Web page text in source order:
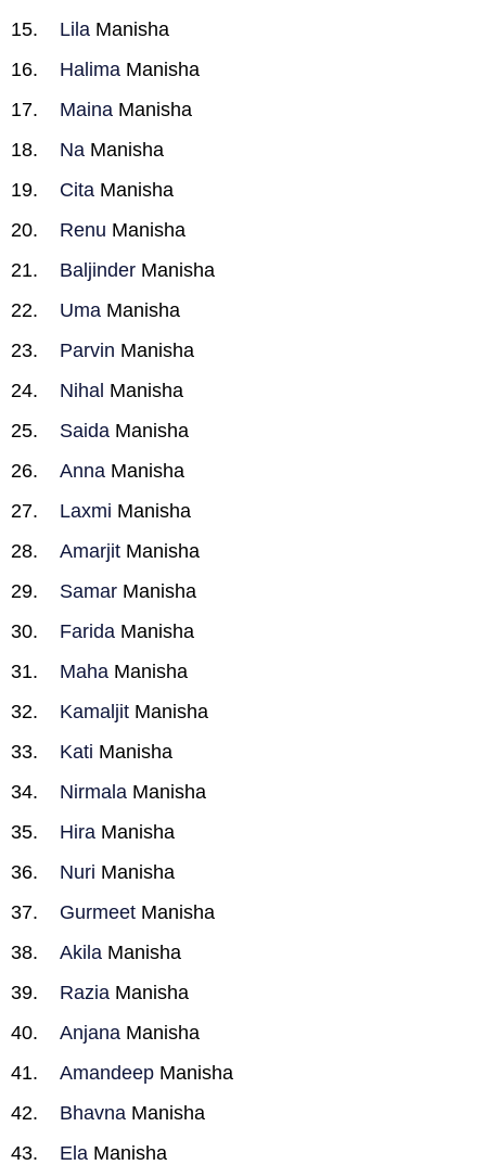
Lila Manisha
Halima Manisha
Maina Manisha
Na Manisha
Cita Manisha
Renu Manisha
Baljinder Manisha
Uma Manisha
Parvin Manisha
Nihal Manisha
Saida Manisha
Anna Manisha
Laxmi Manisha
Amarjit Manisha
Samar Manisha
Farida Manisha
Maha Manisha
Kamaljit Manisha
Kati Manisha
Nirmala Manisha
Hira Manisha
Nuri Manisha
Gurmeet Manisha
Akila Manisha
Razia Manisha
Anjana Manisha
Amandeep Manisha
Bhavna Manisha
Ela Manisha